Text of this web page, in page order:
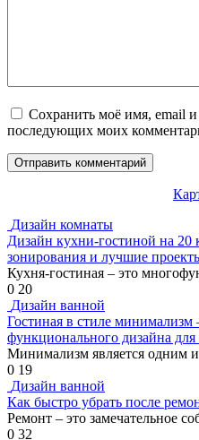
Сохранить моё имя, email и
последующих моих
Дизайн комнаты
Дизайн кухни-гостиной на
зонирования и лучшие
Кухня-гостиная – это
0 20
Дизайн ванной
Гостиная в стиле
функционального дизайна для
Минимализм является одним
0 19
Дизайн ванной
Как быстро убрать после
Ремонт – это замечательное
0 32